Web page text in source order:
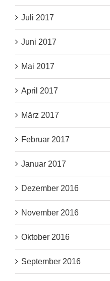
Juli 2017
Juni 2017
Mai 2017
April 2017
März 2017
Februar 2017
Januar 2017
Dezember 2016
November 2016
Oktober 2016
September 2016